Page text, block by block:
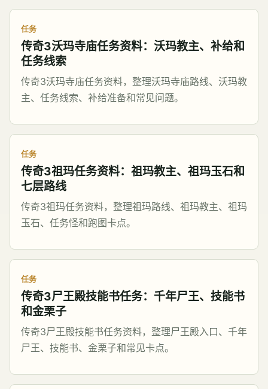
任务
传奇3沃玛寺庙任务资料：沃玛教主、补给和
任务线索
传奇3沃玛寺庙任务资料，整理沃玛寺庙路线、沃玛教
主、任务线索、补给准备和常见问题。
任务
传奇3祖玛任务资料：祖玛教主、祖玛玉石和
七层路线
传奇3祖玛任务资料，整理祖玛路线、祖玛教主、祖玛
玉石、任务怪和跑图卡点。
任务
传奇3尸王殿技能书任务：千年尸王、技能书
和金栗子
传奇3尸王殿技能书任务资料，整理尸王殿入口、千年
尸王、技能书、金栗子和常见卡点。